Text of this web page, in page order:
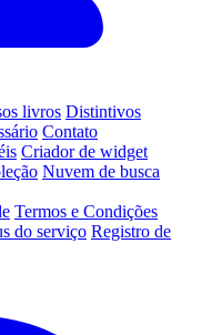
livros Distintivos
Contato
Criador de widget
Nuvem de busca
Termos e Condições
do serviço Registro de